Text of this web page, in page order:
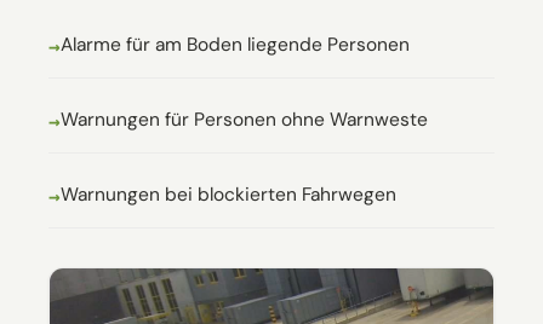
Alarme für am Boden liegende Personen
Warnungen für Personen ohne Warnweste
Warnungen bei blockierten Fahrwegen